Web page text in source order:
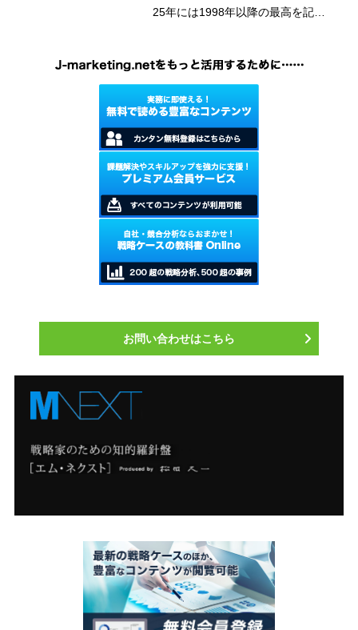
25年には1998年以降の最高を記録
アルコール市場のなかで、今後も成
長が期待できるジャンルとみなされ
ている。
お問い合わせはこちら